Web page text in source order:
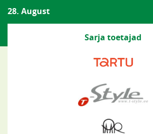
28. August
Sarja toetajad